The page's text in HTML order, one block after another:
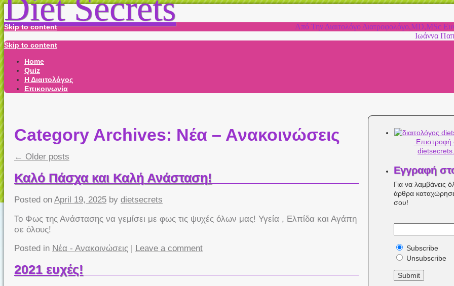
Diet Secrets
Από Την Διαιτολόγο Διατροφολόγο,MD,MSc
Ιωάννα
Skip to content
Skip to content
Home
Quiz
Η Διαιτολόγος
Επικοινωνία
Category Archives: Νέα – Ανακοινώσεις
← Older posts
Καλό Πάσχα και Καλή Ανάσταση!
Posted on April 19, 2025 by dietsecrets
Το Φως της Ανάστασης να γεμίσει με φως τις ψυχές όλων μας! Υγεία , Ελπίδα και Αγάπη
σε όλους!
Posted in Νέα - Ανακοινώσεις Leave a comment
2021 ευχές!
Επιστροφή
Εγγραφή
Για να λαμβάνεις
άρθρα
σου!
Subscribe
Unsubscribe